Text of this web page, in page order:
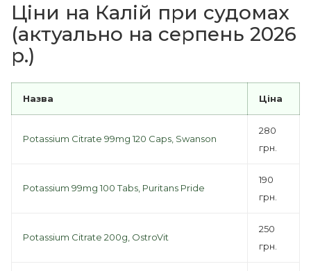
Ціни на Калій при судомах
(актуально на серпень 2026
р.)
Назва Ціна
Potassium Citrate 99mg 120 Caps, Swanson
280
грн.
Potassium 99mg 100 Tabs, Puritans Pride
190
грн.
Potassium Citrate 200g, OstroVit
250
грн.